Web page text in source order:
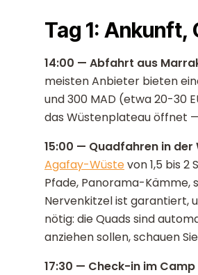
Tag 1: Ankunft,
14:00 — Abfahrt aus
meisten Anbieter bieten
und 300 MAD (etwa 20-30
das Wüstenplateau öffnet
15:00 — Quadfahren in der
Agafay-Wüstevon 1,5 bis
Pfade, Panorama-Kämme,
Nervenkitzel ist garantiert,
nötig: die Quads sind
anziehen sollen, schauen
17:30 — Check-in im